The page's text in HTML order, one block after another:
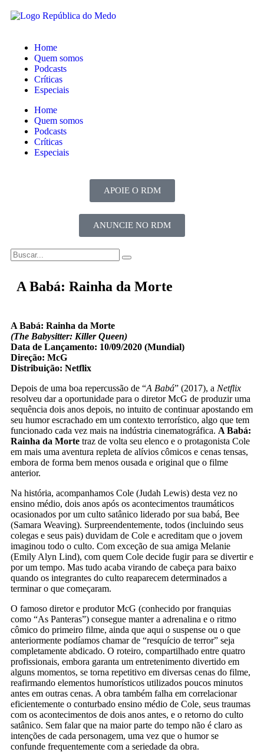
Home
Quem somos
Podcasts
Críticas
Especiais
Home
Quem somos
Podcasts
Críticas
Especiais
APOIE O RDM
ANUNCIE NO RDM
A Babá: Rainha da Morte
A Babá: Rainha da Morte
(The Babysitter: Killer Queen)
Data de Lançamento: 10/09/2020 (Mundial)
Direção: McG
Distribuição: Netflix
Depois de uma boa repercussão de “A Babá” (2017), a Netflix
resolveu dar a oportunidade para o diretor McG de produzir uma
sequência dois anos depois, no intuito de continuar apostando em
seu humor escrachado em um contexto terrorístico, algo que tem
funcionado cada vez mais na indústria cinematográfica. A Babá:
Rainha da Morte traz de volta seu elenco e o protagonista Cole
em mais uma aventura repleta de alívios cômicos e cenas tensas,
embora de forma bem menos ousada e original que o filme
anterior.
Na história, acompanhamos Cole (Judah Lewis) desta vez no
ensino médio, dois anos após os acontecimentos traumáticos
ocasionados por um culto satânico liderado por sua babá, Bee
(Samara Weaving). Surpreendentemente, todos (incluindo seus
colegas e seus pais) duvidam de Cole e acreditam que o jovem
imaginou todo o culto. Com exceção de sua amiga Melanie
(Emily Alyn Lind), com quem Cole decide fugir para se divertir e
por um tempo. Mas tudo acaba virando de cabeça para baixo
quando os integrantes do culto reaparecem determinados a
terminar o que começaram.
O famoso diretor e produtor McG (conhecido por franquias
como “As Panteras”) consegue manter a adrenalina e o ritmo
cômico do primeiro filme, ainda que aqui o suspense ou o que
anteriormente podíamos chamar de “resquício de terror” seja
completamente abdicado. O roteiro, compartilhado entre quatro
profissionais, embora garanta um entretenimento divertido em
alguns momentos, se torna repetitivo em diversas cenas do filme,
reafirmando elementos humorísticos utilizados poucos minutos
antes em outras cenas. A obra também falha em correlacionar
eficientemente o conturbado ensino médio de Cole, seus traumas
com os acontecimentos de dois anos antes, e o retorno do culto
satânico. Sem falar que na maior parte do tempo não é claro as
intenções de cada personagem, uma vez que o humor se
confunde frequentemente com a seriedade da obra.